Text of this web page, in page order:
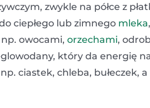
zwykle na półce z
ciepłego lub zimnego mleka,
owocami, orzechami,
który da energię
ciastek, chleba, bułeczek,